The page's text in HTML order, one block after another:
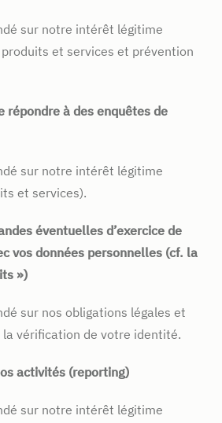
sur notre intérêt légitime
et services et prévention
répondre à des enquêtes de
sur notre intérêt légitime
et services).
éventuelles d’exercice de
vos données personnelles (cf. la
»)
sur nos obligations légales et
vérification de votre identité.
activités (reporting)
sur notre intérêt légitime